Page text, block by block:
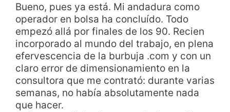
Bueno, pues ya está. Mi andadura como
operador en bolsa ha concluído. Todo
empezó allá por finales de los 90. Recien
incorporado al mundo del trabajo, en plena
efervescencia de la burbuja .com y con un
claro error de dimensionamiento en la
consultora que me contrató: durante varias
semanas, no había absolutamente nada
que hacer.